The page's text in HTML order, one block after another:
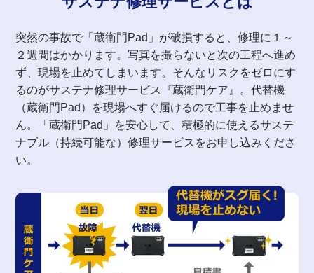
突然の事故で「蔵衛門Pad」が破損すると、修理に１～
２週間はかかります。写真を撮らないと次の工程へ進め
ず、現場を止めてしまいます。そんなリスクをゼロにす
るのがサステナ修理サービス『蔵衛門ケア』。代替機
（蔵衛門Pad）を現場へすぐ届けるので工事を止めませ
ん。「蔵衛門Pad」を安心して、積極的に使えるサステ
ナブル（持続可能な）修理サービスをお申し込みくださ
い。